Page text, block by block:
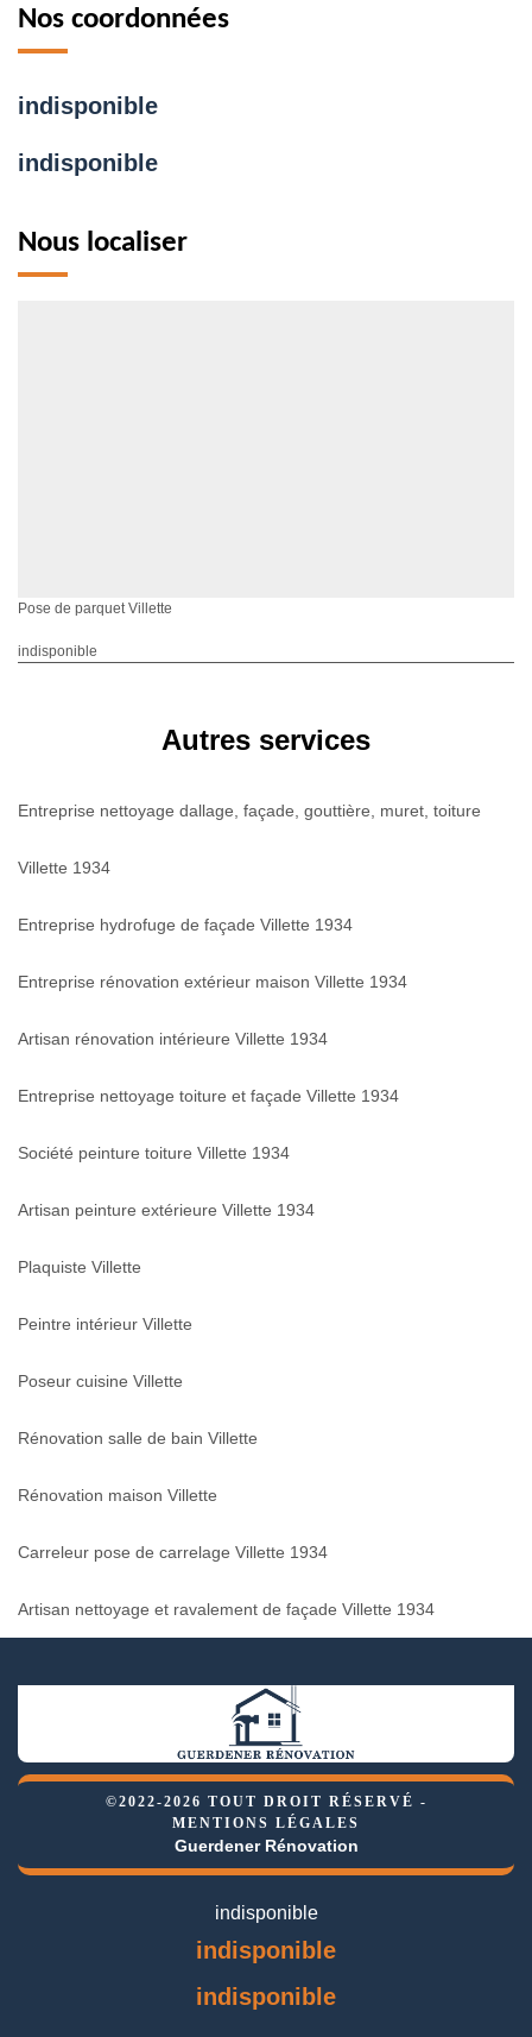
Nos coordonnées
indisponible
indisponible
Nous localiser
Pose de parquet Villette
indisponible
Autres services
Entreprise nettoyage dallage, façade, gouttière, muret, toiture
Villette 1934
Entreprise hydrofuge de façade Villette 1934
Entreprise rénovation extérieur maison Villette 1934
Artisan rénovation intérieure Villette 1934
Entreprise nettoyage toiture et façade Villette 1934
Société peinture toiture Villette 1934
Artisan peinture extérieure Villette 1934
Plaquiste Villette
Peintre intérieur Villette
Poseur cuisine Villette
Rénovation salle de bain Villette
Rénovation maison Villette
Carreleur pose de carrelage Villette 1934
Artisan nettoyage et ravalement de façade Villette 1934
©2022-2026 TOUT DROIT RÉSERVÉ -
MENTIONS LÉGALES
Guerdener Rénovation
indisponible
indisponible
indisponible